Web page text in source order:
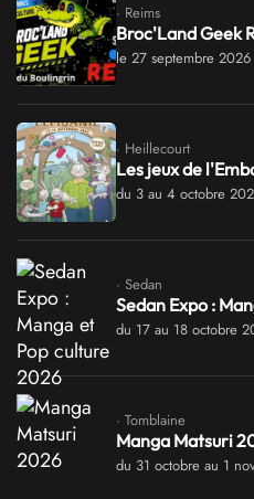
· Reims
Broc'Land Geek
le 27 septembre 2026
· Heillecourt
Les jeux de
du 3 au 4 octobre
· Sedan
Sedan Expo :
du 17 au 18 octobre
· Tomblaine
Manga Matsuri
du 31 octobre au 1